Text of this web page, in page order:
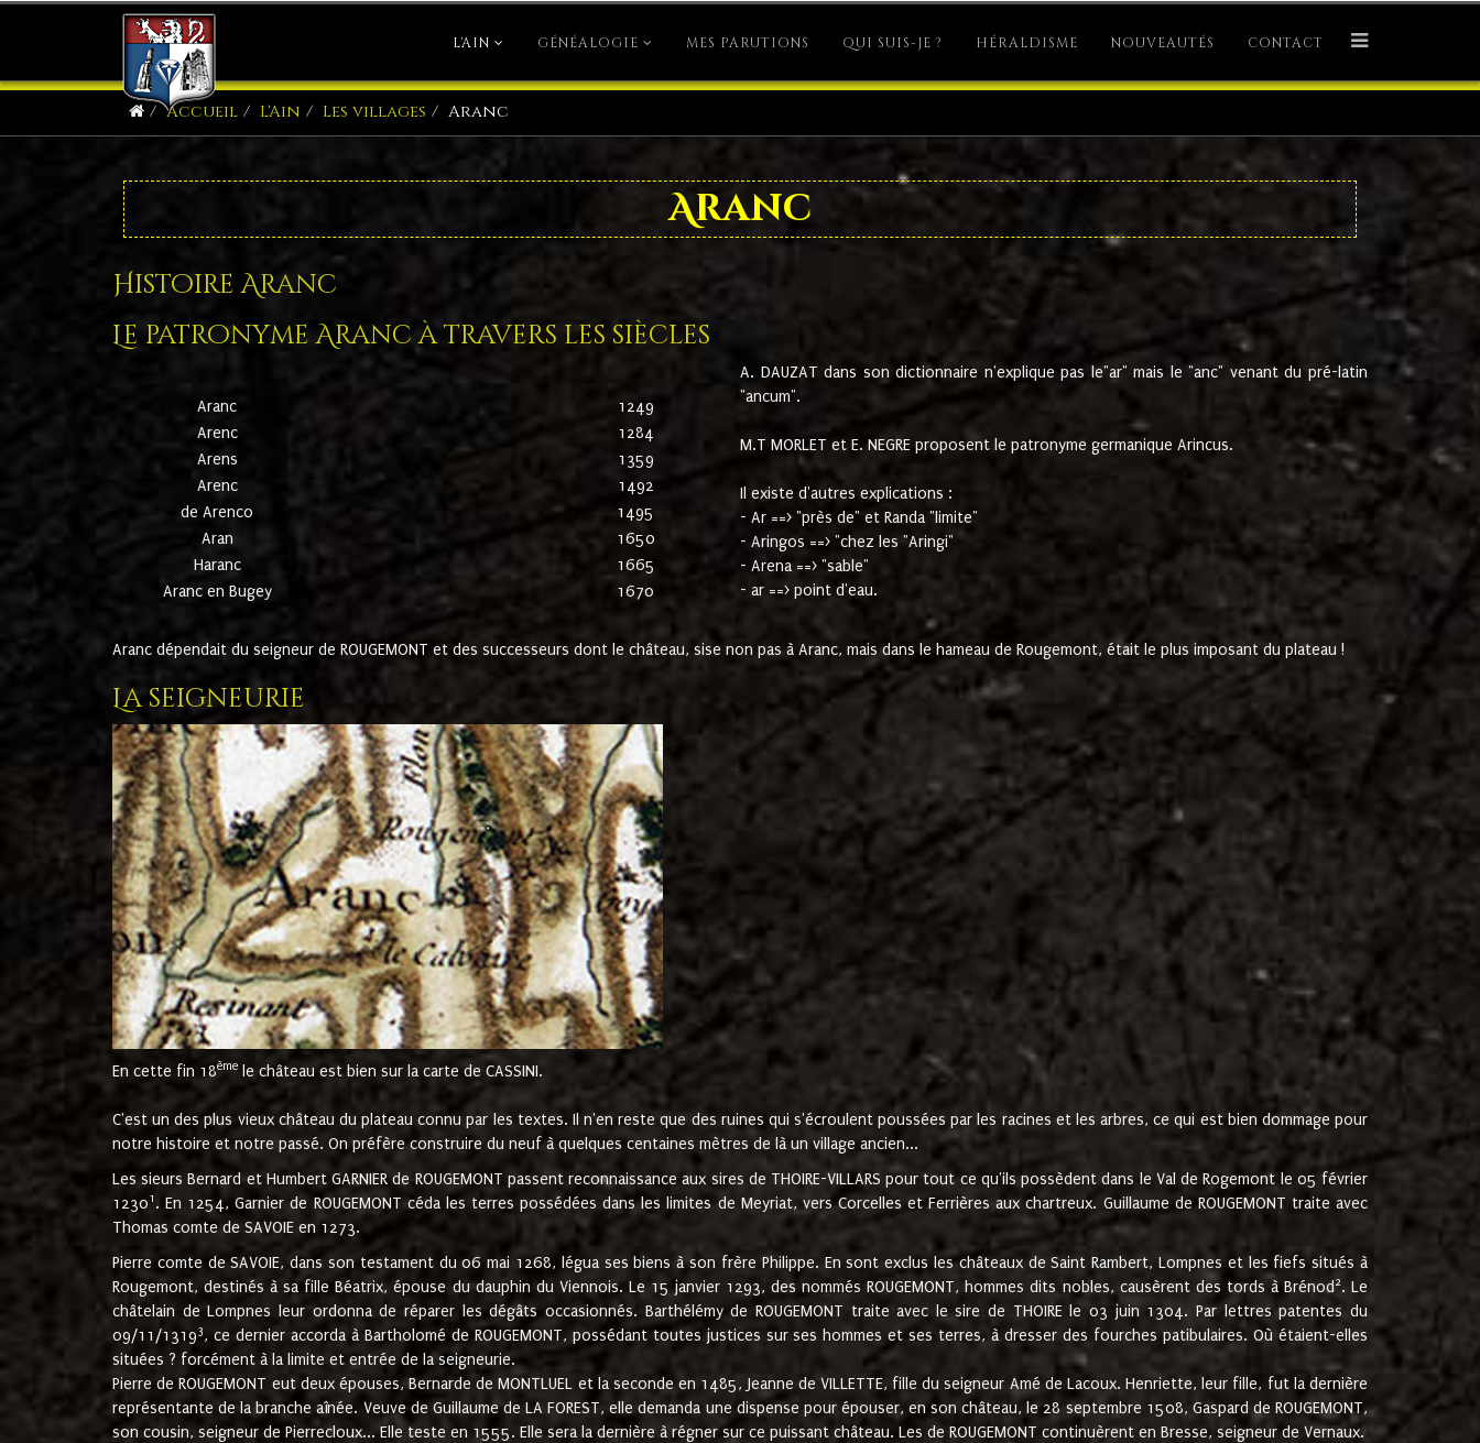
L'AIN GÉNÉALOGIE MES PARUTIONS QUI SUIS-JE ? HÉRALDISME NOUVEAUTÉS CONTACT
Accueil L'Ain Les villages Aranc
Aranc
Histoire Aranc
Le patronyme Aranc à travers les siècles
Aranc
1249
Arenc
1284
Arens
1359
Arenc
1492
de Arenco
1495
Aran
1650
Haranc
1665
Aranc en Bugey
1670
A. DAUZAT dans son dictionnaire n'explique pas le"ar" mais le "anc" venant du pré-latin
"ancum".
M.T MORLET et E. NEGRE proposent le patronyme germanique Arincus.
Il existe d'autres explications :
- Ar ==> "près de" et Randa "limite"
- Aringos ==> "chez les "Aringi"
- Arena ==> "sable"
- ar ==> point d'eau.
Aranc dépendait du seigneur de ROUGEMONT et des successeurs dont le château, sise non pas à Aranc, mais dans le hameau de Rougemont, était le plus imposant du plateau !
La seigneurie
En cette fin 18ème le château est bien sur la carte de CASSINI.
C'est un des plus vieux château du plateau connu par les textes. Il n'en reste que des ruines qui s'écroulent poussées par les racines et les arbres, ce qui est bien dommage pour
notre histoire et notre passé. On préfère construire du neuf à quelques centaines mètres de là un village ancien...
Les sieurs Bernard et Humbert GARNIER de ROUGEMONT passent reconnaissance aux sires de THOIRE-VILLARS pour tout ce qu'ils possèdent dans le Val de Rogemont le 05 février
12301 . En 1254, Garnier de ROUGEMONT céda les terres possédées dans les limites de Meyriat, vers Corcelles et Ferrières aux chartreux. Guillaume de ROUGEMONT traite avec
Thomas comte de SAVOIE en 1273.
Pierre comte de SAVOIE, dans son testament du 06 mai 1268, légua ses biens à son frère Philippe. En sont exclus les châteaux de Saint Rambert, Lompnes et les fiefs situés à
Rougemont, destinés à sa fille Béatrix, épouse du dauphin du Viennois. Le 15 janvier 1293, des nommés ROUGEMONT, hommes dits nobles, causèrent des tords à Brénod 2. Le
châtelain de Lompnes leur ordonna de réparer les dégâts occasionnés. Barthélémy de ROUGEMONT traite avec le sire de THOIRE le 03 juin 1304. Par lettres patentes du
09/11/13193, ce dernier accorda à Bartholomé de ROUGEMONT, possédant toutes justices sur ses hommes et ses terres, à dresser des fourches patibulaires. Où étaient-elles
situées ? forcément à la limite et entrée de la seigneurie.
Pierre de ROUGEMONT eut deux épouses, Bernarde de MONTLUEL et la seconde en 1485, Jeanne de VILLETTE, fille du seigneur Amé de Lacoux. Henriette, leur fille, fut la dernière
représentante de la branche aînée. Veuve de Guillaume de LA FOREST, elle demanda une dispense pour épouser, en son château, le 28 septembre 1508, Gaspard de ROUGEMONT,
son cousin, seigneur de Pierrecloux... Elle teste en 1555. Elle sera la dernière à régner sur ce puissant château. Les de ROUGEMONT continuèrent en Bresse, seigneur de Vernaux.